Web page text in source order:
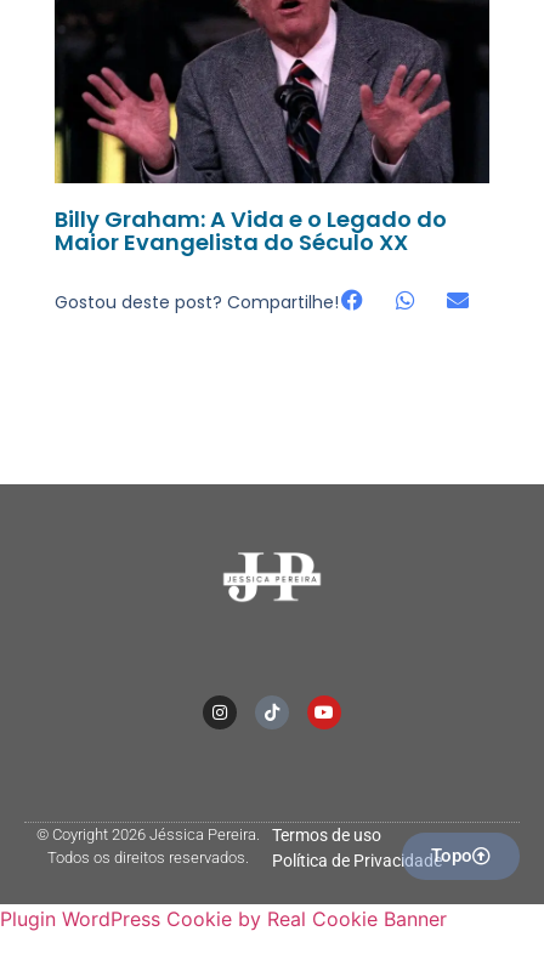
Billy Graham: A Vida e o Legado do
Maior Evangelista do Século XX
Gostou deste post? Compartilhe!
© Coyright 2026 Jéssica Pereira.
Todos os direitos reservados.
Termos de uso
Política de PrivacidadeTopo
Plugin WordPress Cookie by Real Cookie Banner